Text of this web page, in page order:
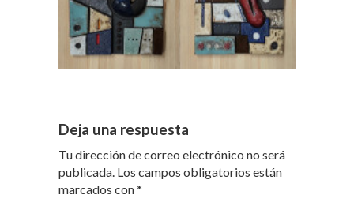
Deja una respuesta
Tu dirección de correo electrónico no será
publicada. Los campos obligatorios están
marcados con*